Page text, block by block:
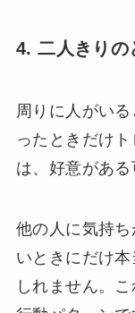
4. 二人きりの
周りに人がい
ったときだけ
は、好意がある
他の人に気持
いときにだけ
しれません。